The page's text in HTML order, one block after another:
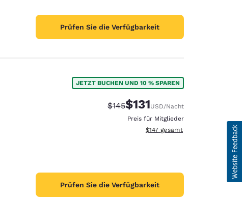
Prüfen Sie die Verfügbarkeit
JETZT BUCHEN UND 10 % SPAREN
Durchgestrichener Preis:
$145Vergünstigter Preis:
$131USD/Nacht
Preis für Mitglieder
Geschätzte Gesamtdetails
$147 gesamt
Prüfen Sie die Verfügbarkeit